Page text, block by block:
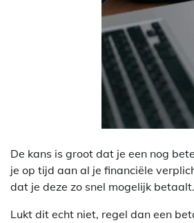
De kans is groot dat je een nog
je op tijd aan al je financiële
dat je deze zo snel mogelijk betaalt.
Lukt dit echt niet, regel dan een